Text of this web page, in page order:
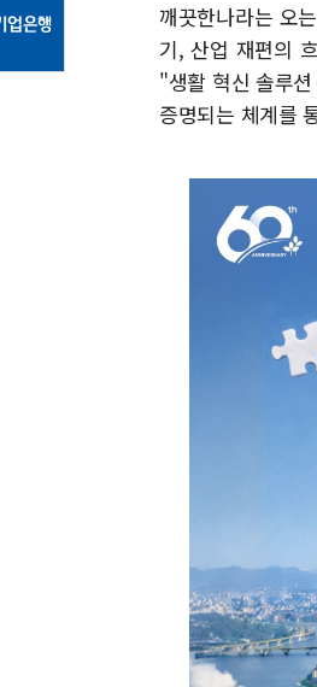
깨끗한나라는 오
기, 산업 재편의
"생활 혁신 솔루
증명되는 체계를